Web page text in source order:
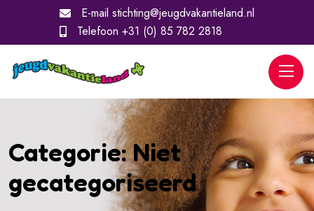
E-mail stichting@jeugdvakantieland.nl
Telefoon +31 (0) 85 782 2818
Categorie:Niet
gecategoriseerd